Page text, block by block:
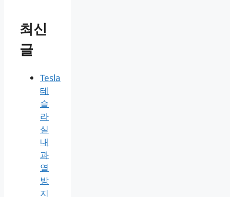
최신
글
Tesla
테
슬
라
실
내
과
열
방
지